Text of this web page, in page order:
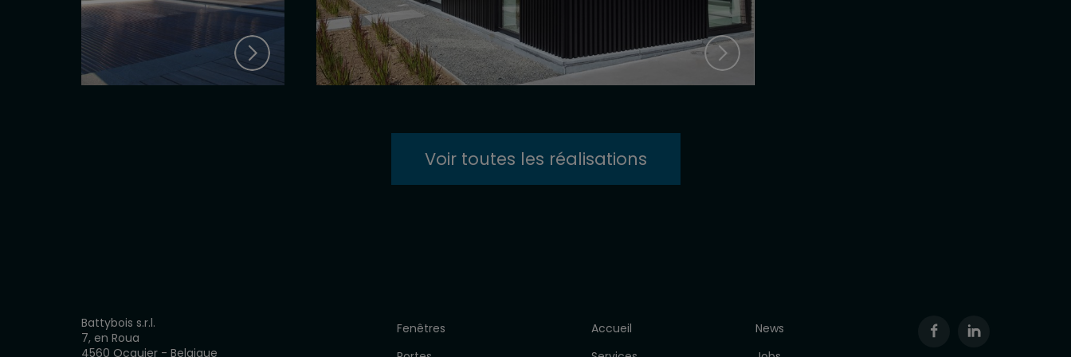
Voir toutes les réalisations
Battybois s.r.l.
7, en Roua
4560 Ocquier - Belgique
Fenêtres
Accueil
News